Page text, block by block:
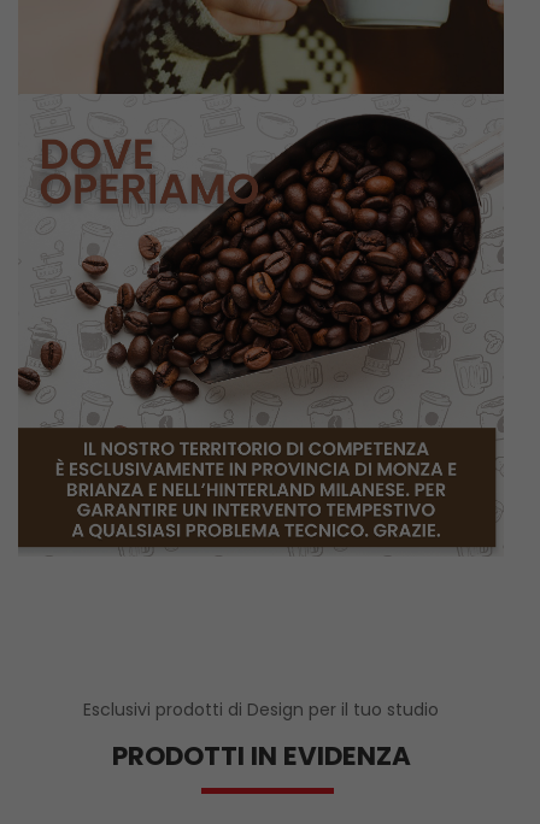
Esclusivi prodotti di Design per il tuo studio
PRODOTTI IN EVIDENZA